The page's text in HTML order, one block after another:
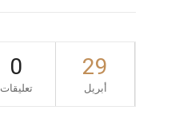
29
أبريل
0
تعليقات